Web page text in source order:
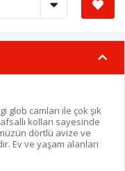
glob camları ile çok şık
kolları sayesinde
dörtlü avize ve
Ev ve yaşam alanları